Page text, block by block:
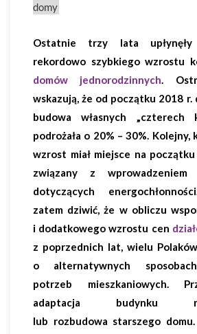
domy
Ostatnie trzy lata
rekordowo szybkiego wzrostu
domów jednorodzinnych.
wskazują, że od początku 2018 r.
budowa własnych „czterech
podrożała o 20% – 30%.
wzrost miał miejsce na
związany z
dotyczących
zatem dziwić, że w obliczu
i dodatkowego wzrostu cen
z poprzednich lat, wielu
o alternatywnych
potrzeb mieszkaniowych.
adaptacja budynku
lub rozbudowa starszego